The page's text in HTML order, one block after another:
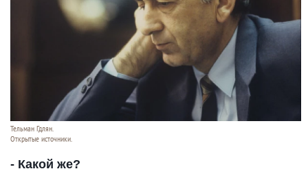
Тельман Гдлян.
Открытые источники.
- Какой же?